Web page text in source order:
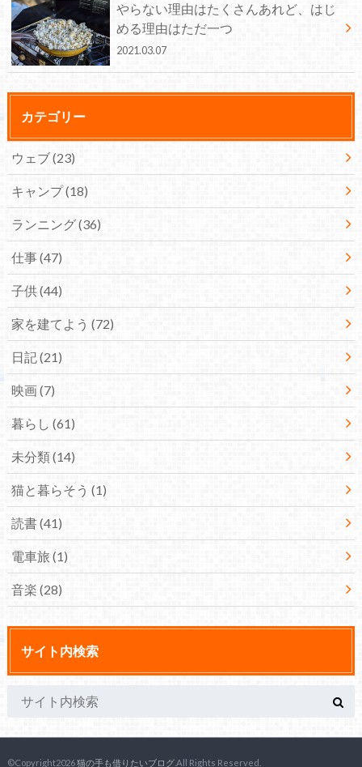
やらない理由はたくさんあれど、はじ
める理由はただ一つ
2021.03.07
カテゴリー
ウェブ(23)
キャンプ(18)
ランニング(36)
仕事(47)
子供(44)
家を建てよう (72)
日記(21)
映画(7)
暮らし (61)
未分類(14)
猫と暮らそう (1)
読書(41)
電車旅 (1)
音楽 (28)
サイト内検索
©Copyright2026猫の手も借りたいブログ.All Rights Reserved.